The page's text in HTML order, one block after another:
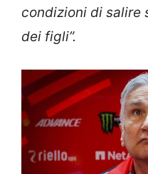
condizioni di salire
dei figli”.